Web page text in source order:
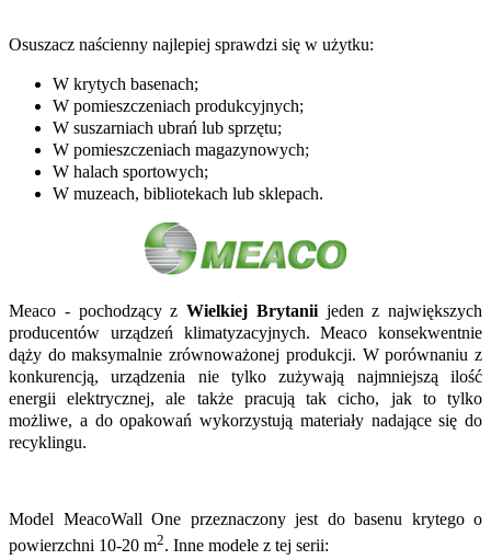
Osuszacz naścienny najlepiej sprawdzi się w użytku:
W krytych basenach;
W pomieszczeniach produkcyjnych;
W suszarniach ubrań lub sprzętu;
W pomieszczeniach magazynowych;
W halach sportowych;
W muzeach, bibliotekach lub sklepach.
Meaco - pochodzący z Wielkiej Brytaniijeden z największych
producentów urządzeń klimatyzacyjnych. Meaco konsekwentnie
dąży do maksymalnie zrównoważonej produkcji. W porównaniu z
konkurencją, urządzenia nie tylko zużywają najmniejszą ilość
energii elektrycznej, ale także pracują tak cicho, jak to tylko
możliwe, a do opakowań wykorzystują materiały nadające się do
recyklingu.
Model MeacoWall One przeznaczony jest do basenu krytego o
powierzchni 10-20 m2. Inne modele z tej serii: